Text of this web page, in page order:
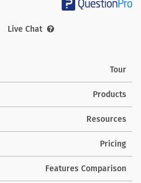
Live Chat
Tour
Products
Resources
Pricing
Features Comparison